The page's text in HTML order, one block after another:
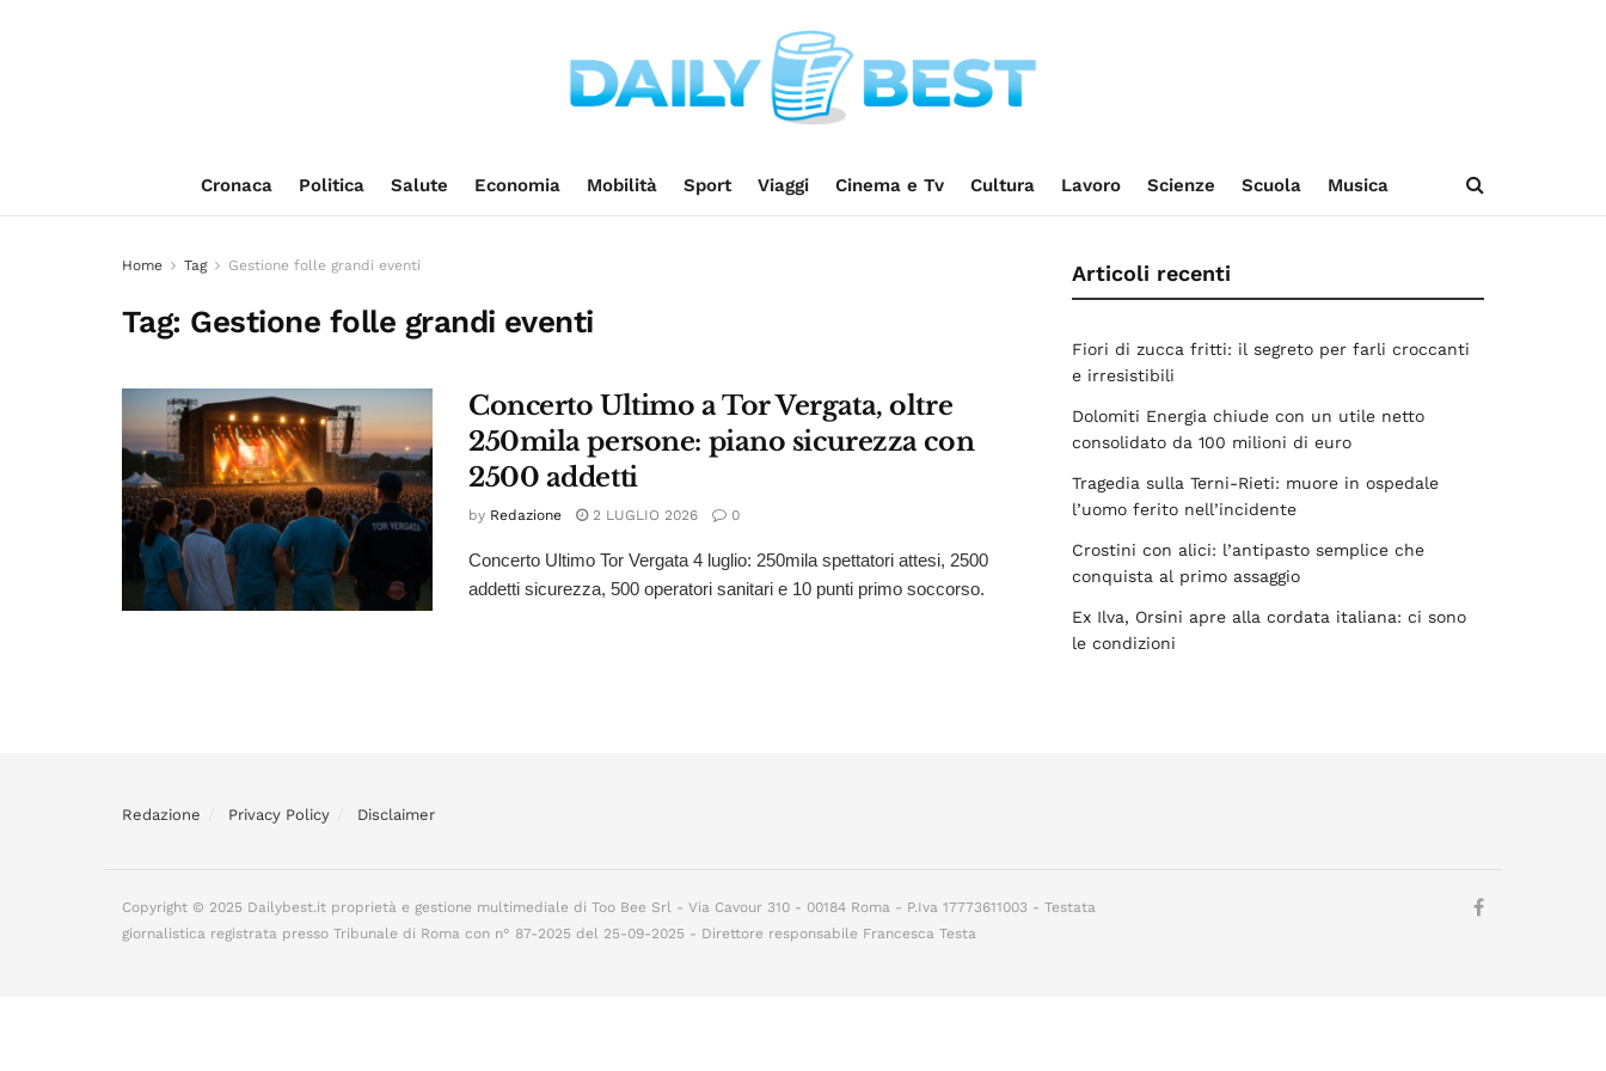
Cronaca Politica Salute Economia Mobilità Sport Viaggi Cinema e Tv Cultura Lavoro Scienze Scuola Musica
Home Tag Gestione folle grandi eventi
Tag: Gestione folle grandi eventi
Concerto Ultimo a Tor Vergata, oltre
250mila persone: piano sicurezza con
2500 addetti
by Redazione 2 LUGLIO 2026 0
Concerto Ultimo Tor Vergata 4 luglio: 250mila spettatori attesi, 2500
addetti sicurezza, 500 operatori sanitari e 10 punti primo soccorso.
Articoli recenti
Fiori di zucca fritti: il segreto per farli croccanti
e irresistibili
Dolomiti Energia chiude con un utile netto
consolidato da 100 milioni di euro
Tragedia sulla Terni-Rieti: muore in ospedale
l’uomo ferito nell’incidente
Crostini con alici: l’antipasto semplice che
conquista al primo assaggio
Ex Ilva, Orsini apre alla cordata italiana: ci sono
le condizioni
Redazione Privacy Policy Disclaimer
Copyright © 2025 Dailybest.it proprietà e gestione multimediale di Too Bee Srl - Via Cavour 310 - 00184 Roma - P.Iva 17773611003 - Testata
giornalistica registrata presso Tribunale di Roma con n° 87-2025 del 25-09-2025 - Direttore responsabile Francesca Testa